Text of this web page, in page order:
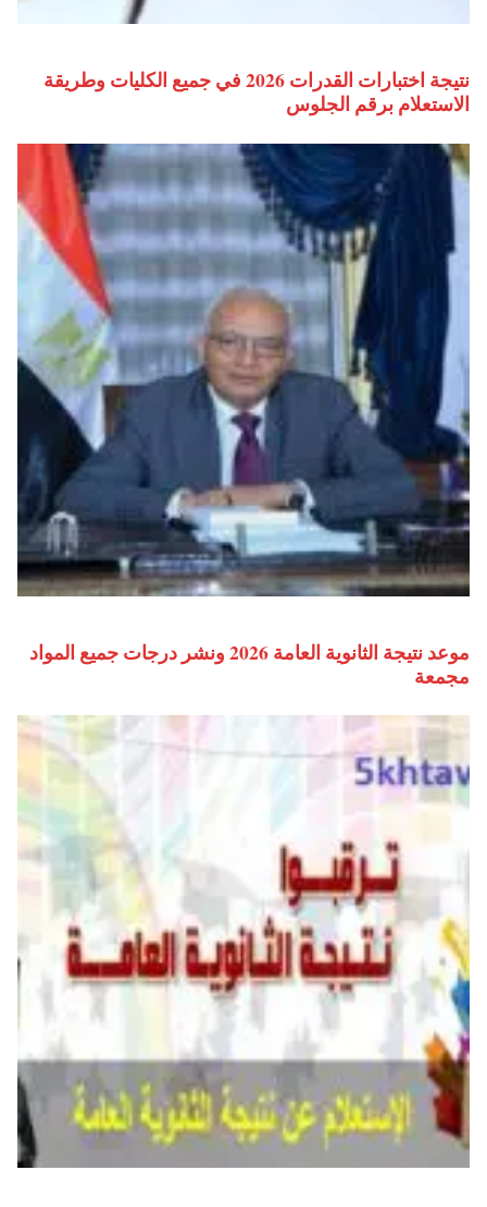
نتيجة اختبارات القدرات 2026 في جميع الكليات وطريقة
الاستعلام برقم الجلوس
موعد نتيجة الثانوية العامة 2026 ونشر درجات جميع المواد
مجمعة